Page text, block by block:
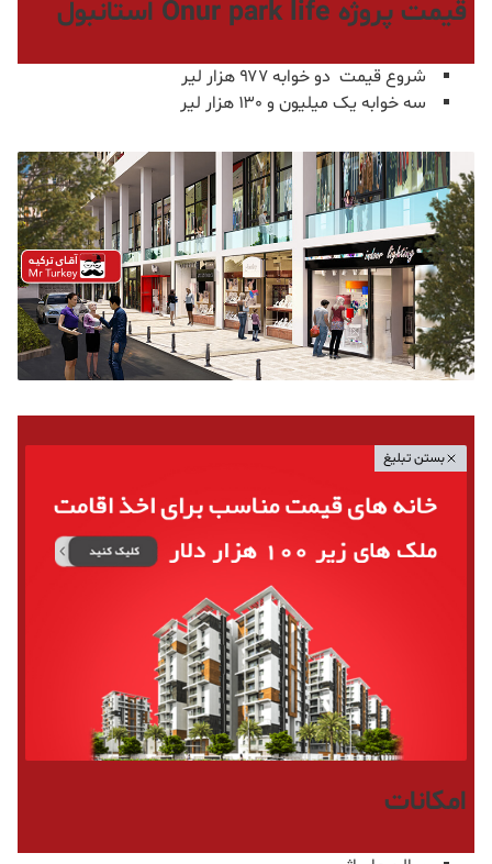
قیمت پروژه Onur park life استانبول
شروع قیمت دو خوابه ۹۷۷ هزار لیر
سه خوابه یک میلیون و ۱۳۰ هزار لیر
بستن تبلیغ
امکانات